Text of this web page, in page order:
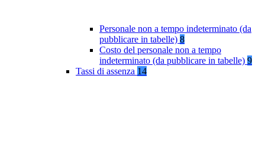
Personale non a tempo indeterminato (da
pubblicare in tabelle) 8
Costo del personale non a tempo
indeterminato (da pubblicare in tabelle) 9
Tassi di assenza 14